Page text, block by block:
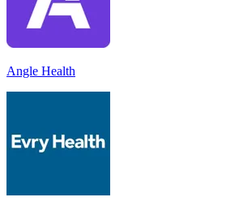
Angle Health